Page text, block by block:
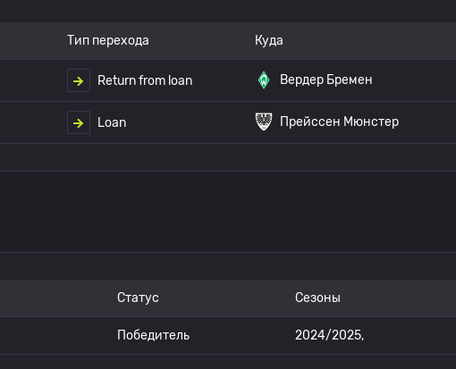
Тип перехода Куда
Return from loan Вердер Бремен
Loan Прейссен Мюнстер
Статус Сезоны
Победитель 2024/2025,